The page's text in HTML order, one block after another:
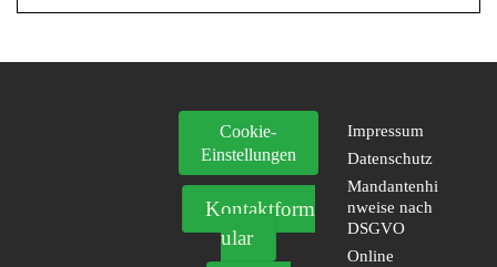
Cookie-
Einstellungen
Kontaktform
ular
Impressum
Datenschutz
Mandantenhi
nweise nach
DSGVO
Online